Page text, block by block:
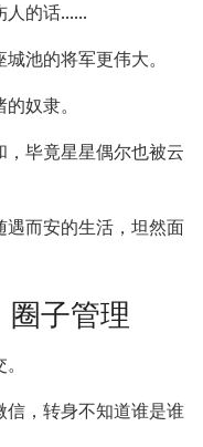
人的话……
池的将军更伟大。
奴隶。
毕竟星星偶尔也被云
遇而安的生活，坦然面
圈子管理
信，转身不知道谁是谁